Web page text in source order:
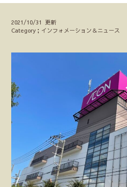
2021/10/31 更新
Category；インフォメーション＆ニュース